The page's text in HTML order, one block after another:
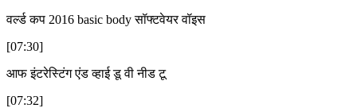
वर्ल्ड कप 2016 basic body सॉफ्टवेयर वॉइस
[07:30]
आफ इंटरेस्टिंग एंड व्हाई डू वी नीड टू
[07:32]